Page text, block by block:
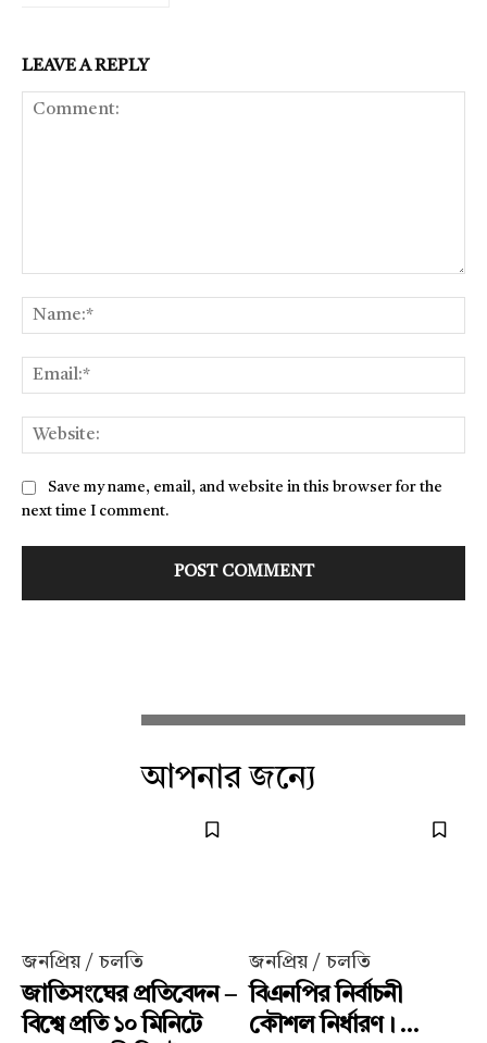
LEAVE A REPLY
Save my name, email, and website in this browser for the
next time I comment.
আপনার জন্যে
জনপ্রিয় / চলতি
জাতিসংঘের প্রতিবেদন –
বিশ্বে প্রতি ১০ মিনিটে
জনপ্রিয় / চলতি
বিএনপির নির্বাচনী
কৌশল নির্ধারণ। ...